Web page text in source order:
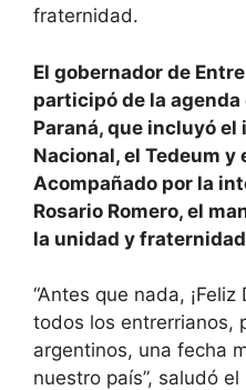
fraternidad.
El gobernador de
participó de la
Paraná, que incluyó
Nacional, el Tedeum
Acompañado por la
Rosario Romero, el
la unidad y
“Antes que nada,
todos los entrerrianos,
argentinos, una fecha
nuestro país”, saludó